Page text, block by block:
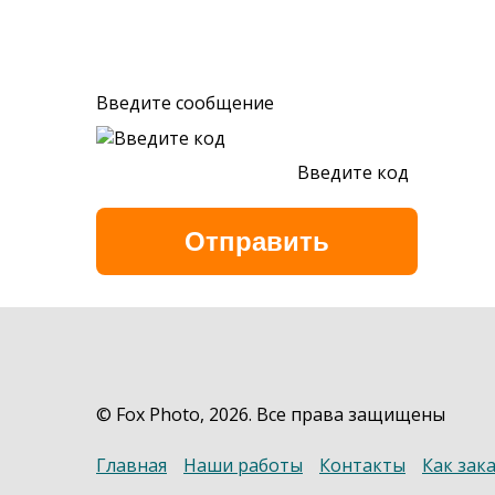
Введите сообщение
Введите код
© Fox Photo, 2026. Все права защищены
Главная Наши работы Контакты Как